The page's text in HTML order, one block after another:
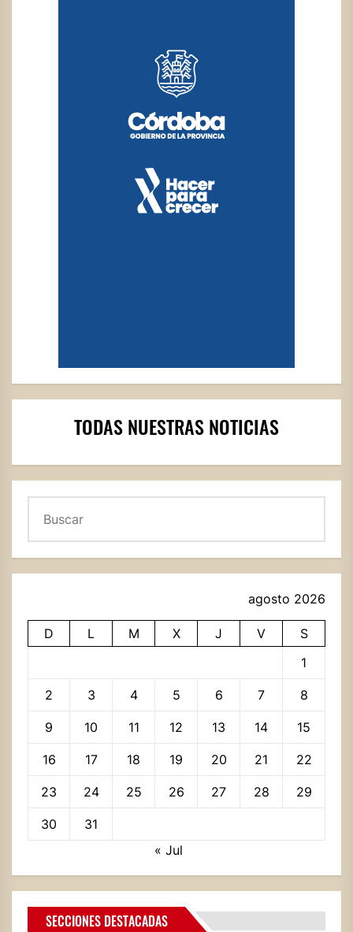
TODAS NUESTRAS NOTICIAS
agosto 2026
D L M X J V
S
1
2 3 4 5 6 7 8
9 10 11 12 13 14 15
16 17 18 19 20 21 22
23 24 25 26 27 28 29
30
31
« Jul
SECCIONES DESTACADAS